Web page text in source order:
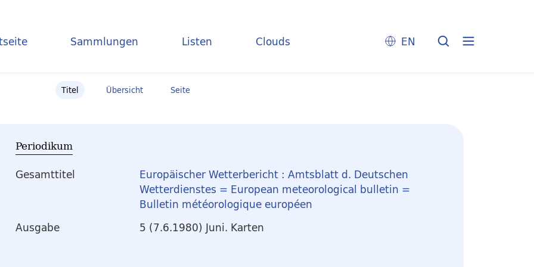
Sammlungen Listen Clouds EN
Titel Übersicht Seite
Periodikum
Gesamttitel
Europäischer Wetterbericht : Amtsblatt d. Deutschen
Wetterdienstes = European meteorological bulletin =
Bulletin météorologique européen
Ausgabe
5 (7.6.1980) Juni. Karten